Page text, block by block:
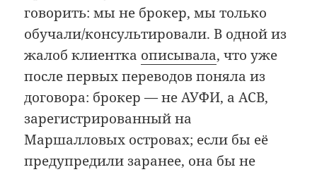
говорить: мы не брокер, мы только
обучали/консультировали. В одной из
жалоб клиентка описывала, что уже
после первых переводов поняла из
договора: брокер — не АУФИ, а ACB,
зарегистрированный на
Маршалловых островах; если бы её
предупредили заранее, она бы не